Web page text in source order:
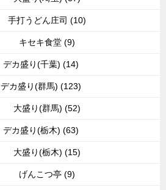
手打うどん庄司 (10)
キセキ食堂 (9)
デカ盛り(千葉) (14)
デカ盛り(群馬) (123)
大盛り(群馬) (52)
デカ盛り(栃木) (63)
大盛り(栃木) (15)
げんこつ亭 (9)